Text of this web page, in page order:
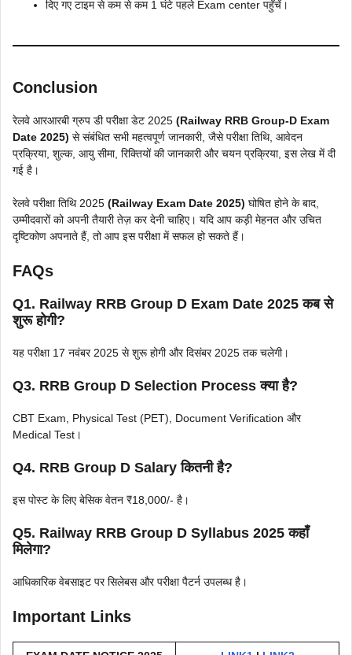
दिए गए टाइम से कम से कम 1 घंटे पहले Exam center पहुँचें।
Conclusion
रेलवे आरआरबी ग्रुप डी परीक्षा डेट 2025 (Railway RRB Group-D Exam
Date 2025) से संबंधित सभी महत्वपूर्ण जानकारी, जैसे परीक्षा तिथि, आवेदन
प्रक्रिया, शुल्क, आयु सीमा, रिक्तियों की जानकारी और चयन प्रक्रिया, इस लेख में दी
गई है।
रेलवे परीक्षा तिथि 2025 (Railway Exam Date 2025) घोषित होने के बाद,
उम्मीदवारों को अपनी तैयारी तेज़ कर देनी चाहिए। यदि आप कड़ी मेहनत और उचित
दृष्टिकोण अपनाते हैं, तो आप इस परीक्षा में सफल हो सकते हैं।
FAQs
Q1. Railway RRB Group D Exam Date 2025 कब से
शुरू होगी?
यह परीक्षा 17 नवंबर 2025 से शुरू होगी और दिसंबर 2025 तक चलेगी।
Q3. RRB Group D Selection Process क्या है?
CBT Exam, Physical Test (PET), Document Verification और
Medical Test।
Q4. RRB Group D Salary कितनी है?
इस पोस्ट के लिए बेसिक वेतन ₹18,000/- है।
Q5. Railway RRB Group D Syllabus 2025 कहाँ
मिलेगा?
आधिकारिक वेबसाइट पर सिलेबस और परीक्षा पैटर्न उपलब्ध है।
Important Links